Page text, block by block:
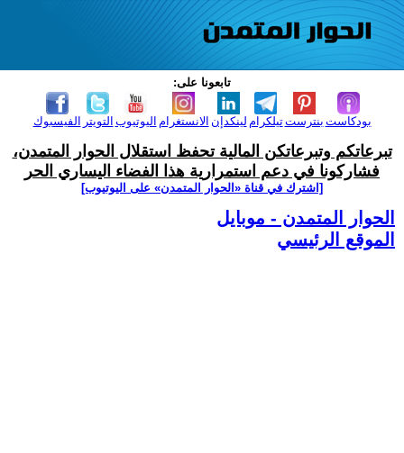
تابعونا على:
الفيسبوك التويتر اليوتيوب الانستغرام لينكدإن تيلكرامبنترست بودكاست
تبرعاتكم وتبرعاتكن المالية تحفظ استقلال الحوار المتمدن،
فشاركونا في دعم استمرارية هذا الفضاء اليساري الحر
[اشترك في قناة ‫«الحوار المتمدن» على اليوتيوب]
الحوار المتمدن - موبايل
الموقع الرئيسي